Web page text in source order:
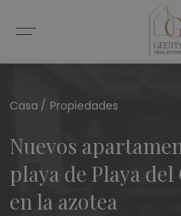
Casa Propiedades
Nuevos
playa de Playa
en la azotea